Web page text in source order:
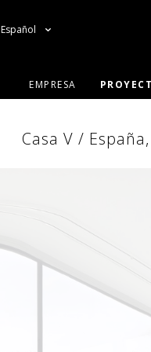
Español
EMPRESA
Casa V /